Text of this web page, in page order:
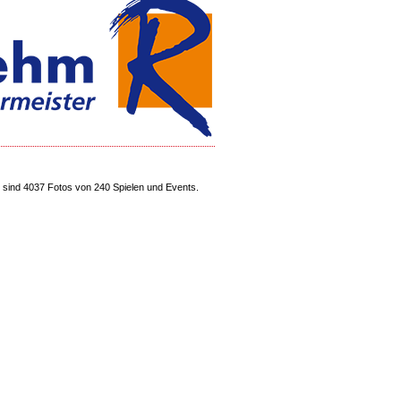
sind 4037 Fotos von 240 Spielen und Events.